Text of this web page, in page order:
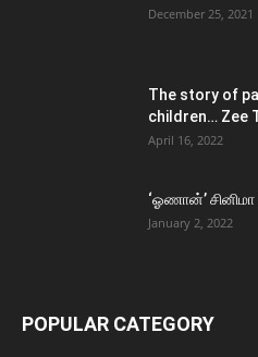
December 25, 2021
The story of
children… Zee
April 16, 2022
‘ஓணான்’
January 2, 2022
POPULAR CATEGORY